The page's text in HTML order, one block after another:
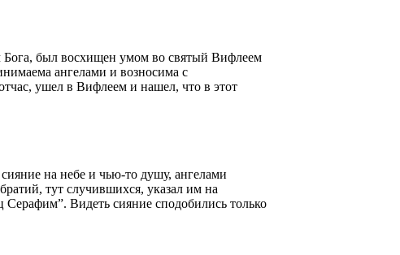
Бога, был восхищен умом во святый Вифлеем
ангелами и возносима с
ушел в Вифлеем и нашел, что в этот
на небе и чью-то душу, ангелами
тут случившихся, указал им на
Видеть сияние сподобились только